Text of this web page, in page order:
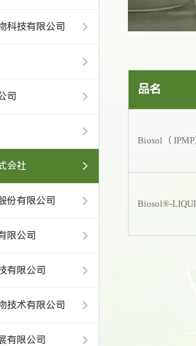
科技有限公司
司
会社
份有限公司
限公司
有限公司
技术有限公司
有限公司
品名
Biosol（ IPMP
Biosol®-